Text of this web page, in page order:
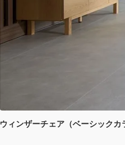
ウィンザーチェア（ベーシックカ